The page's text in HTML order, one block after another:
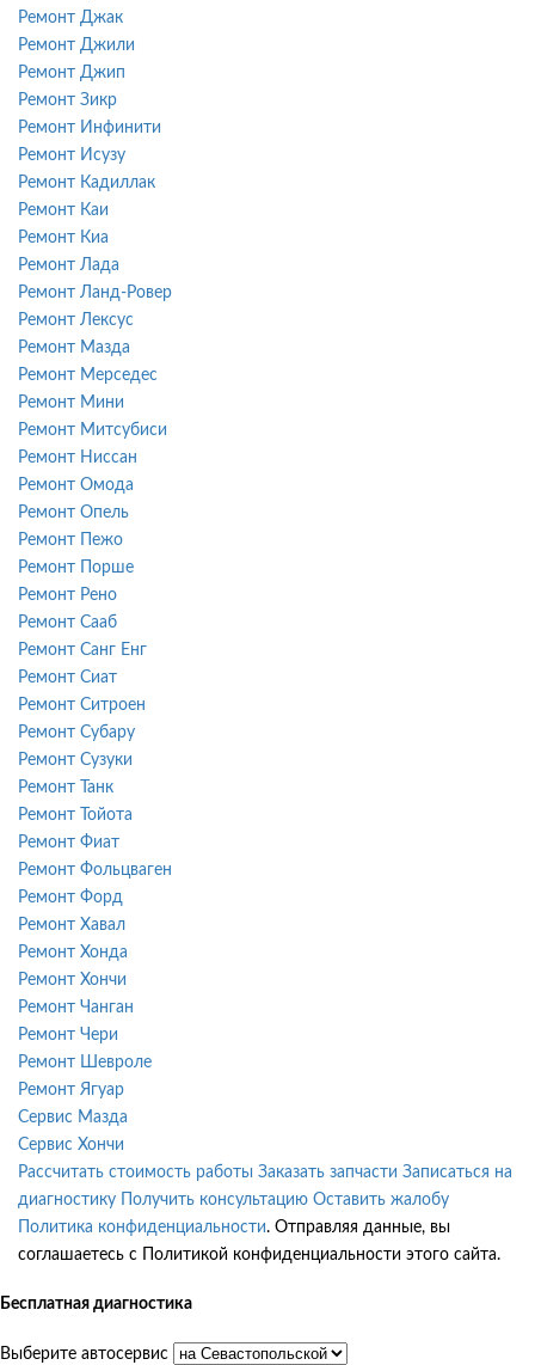
Ремонт Джак
Ремонт Джили
Ремонт Джип
Ремонт Зикр
Ремонт Инфинити
Ремонт Исузу
Ремонт Кадиллак
Ремонт Каи
Ремонт Киа
Ремонт Лада
Ремонт Ланд-Ровер
Ремонт Лексус
Ремонт Мазда
Ремонт Мерседес
Ремонт Мини
Ремонт Митсубиси
Ремонт Ниссан
Ремонт Омода
Ремонт Опель
Ремонт Пежо
Ремонт Порше
Ремонт Рено
Ремонт Сааб
Ремонт Санг Енг
Ремонт Сиат
Ремонт Ситроен
Ремонт Субару
Ремонт Сузуки
Ремонт Танк
Ремонт Тойота
Ремонт Фиат
Ремонт Фольцваген
Ремонт Форд
Ремонт Хавал
Ремонт Хонда
Ремонт Хончи
Ремонт Чанган
Ремонт Чери
Ремонт Шевроле
Ремонт Ягуар
Сервис Мазда
Сервис Хончи
Рассчитать стоимость работы Заказать запчасти Записаться на
диагностику
Получить консультацию Оставить жалобу
Политика конфиденциальности. Отправляя данные, вы
соглашаетесь с Политикой конфиденциальности этого сайта.
Бесплатная диагностика
Выберите автосервис